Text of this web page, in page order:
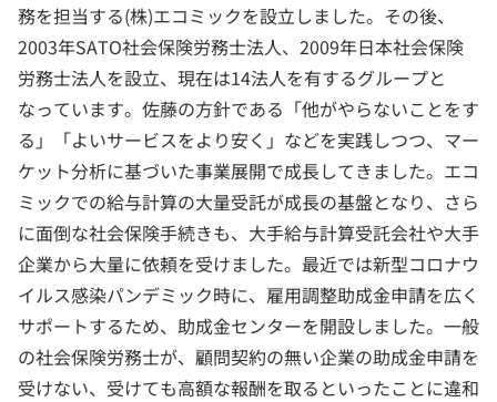
務を担当する(株)エコミックを設立しました。その後、
2003年SATO社会保険労務士法人、2009年日本社会保険
労務士法人を設立、現在は14法人を有するグループと
なっています。佐藤の方針である「他がやらないことをす
る」「よいサービスをより安く」などを実践しつつ、マー
ケット分析に基づいた事業展開で成長してきました。エコ
ミックでの給与計算の大量受託が成長の基盤となり、さら
に面倒な社会保険手続きも、大手給与計算受託会社や大手
企業から大量に依頼を受けました。最近では新型コロナウ
イルス感染パンデミック時に、雇用調整助成金申請を広く
サポートするため、助成金センターを開設しました。一般
の社会保険労務士が、顧問契約の無い企業の助成金申請を
受けない、受けても高額な報酬を取るといったことに違和